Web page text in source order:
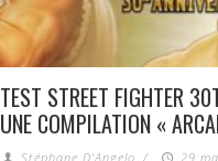
TEST STREET FIGHTER
UNE COMPILATION «
Stéphane D'Angelo / 29